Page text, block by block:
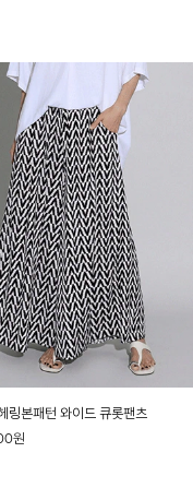
링본패턴 와이드 큐롯팬츠
원